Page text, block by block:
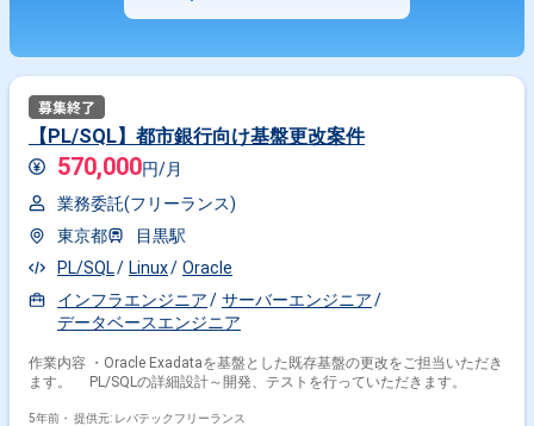
【PL/SQL】都市銀行向け基盤更改案件
570,000円/月
業務委託(フリーランス)
東京都
目黒駅
PL/SQL
Linux
Oracle
インフラエンジニア
サーバーエンジニア
データベースエンジニア
作業内容 ・Oracle Exadataを基盤とした既存基盤の更改をご担当いただき
ます。 PL/SQLの詳細設計～開発、テストを行っていただきます。
5年前・ 提供元: レバテックフリーランス